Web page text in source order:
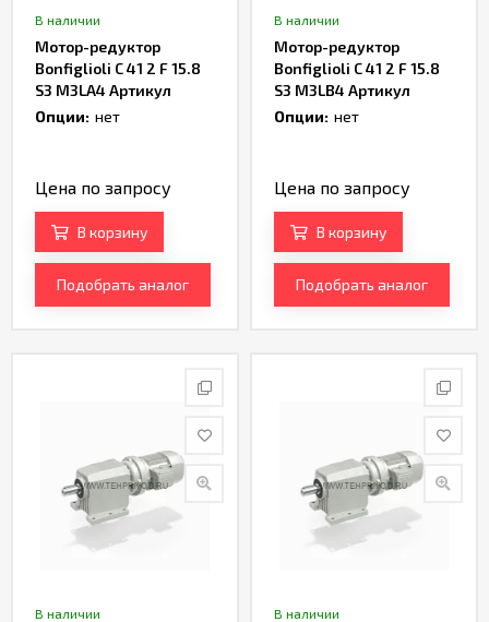
В наличии
Мотор-редуктор
Bonfiglioli C 41 2 F 15.8
S3 M3LA4 Артикул
TH163932
Опции: нет
Цена по запросу
В корзину
Подобрать аналог
В наличии
Мотор-редуктор
Bonfiglioli C 41 2 F 15.8
S3 M3LB4 Артикул
TH165078
Опции: нет
Цена по запросу
В корзину
Подобрать аналог
В наличии В наличии